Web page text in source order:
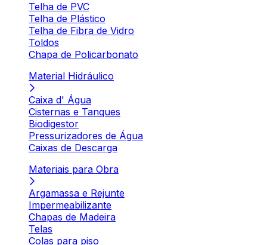
Telha de PVC
Telha de Plástico
Telha de Fibra de Vidro
Toldos
Chapa de Policarbonato
Material Hidráulico
Caixa d' Água
Cisternas e Tanques
Biodigestor
Pressurizadores de Água
Caixas de Descarga
Materiais para Obra
Argamassa e Rejunte
Impermeabilizante
Chapas de Madeira
Telas
Colas para piso